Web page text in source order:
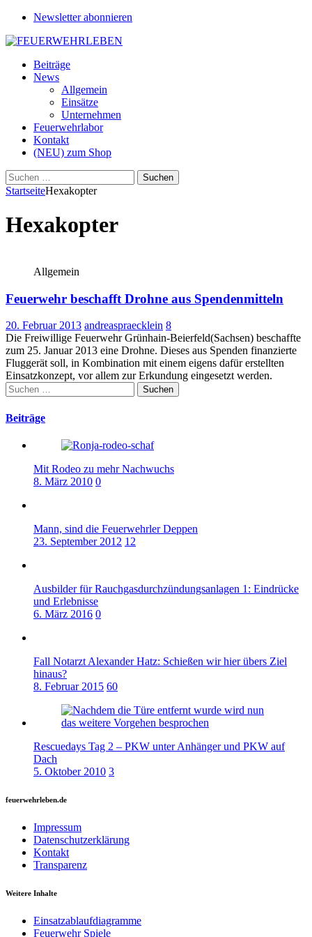
Newsletter abonnieren
Beiträge
News
Allgemein
Einsätze
Unternehmen
Feuerwehrlabor
Kontakt
(NEU) zum Shop
Suchen
nach:
StartseiteHexakopter
Hexakopter
Allgemein
Feuerwehr beschafft Drohne aus Spendenmitteln
20. Februar 2013 andreaspraecklein 8
Die Freiwillige Feuerwehr Grünhain-Beierfeld(Sachsen) beschaffte
zum 25. Januar 2013 eine Drohne. Dieses aus Spenden finanzierte
Fluggerät soll, in Kombination mit einem eigens dafür erstellten
Einsatzkonzept, vor allem zur Erkundung eingesetzt werden.
Suchen
nach:
Beiträge
Mit Rodeo zu mehr Nachwuchs
8. März 2010 0
Mann, sind die Feuerwehrler Deppen
23. September 2012 12
Ausbilder für Rauchgasdurchzündungsanlagen 1: Eindrücke
und Erlebnisse
6. März 2016 0
Fall Notarzt Alexander Hatz: Schießen wir hier übers Ziel
hinaus?
8. Februar 2015 60
Rescuedays Tag 2 – PKW unter Anhänger und PKW auf
Dach
5. Oktober 2010 3
feuerwehrleben.de
Impressum
Datenschutzerklärung
Kontakt
Transparenz
Weitere Inhalte
Einsatzablaufdiagramme
Feuerwehr Spiele